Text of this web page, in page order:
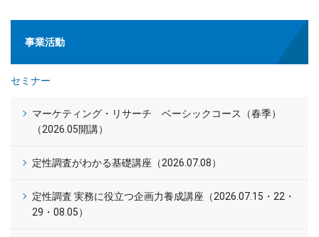
事業活動
セミナー
マーケティング・リサーチ ベーシックコース（春季）
（2026.05開講）
定性調査がわかる基礎講座（2026.07.08）
定性調査 実務に役立つ企画力養成講座（2026.07.15・22・
29・08.05）